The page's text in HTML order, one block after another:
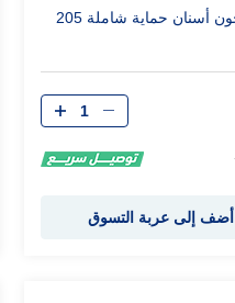
وايت جلو معجون أسنان حماية شاملة 205
الكمية
أضف إلى عربة التسوق